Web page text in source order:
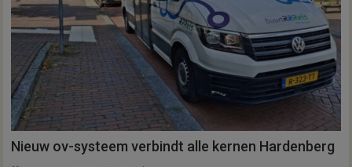
Nieuw ov-systeem verbindt alle kernen Hardenberg